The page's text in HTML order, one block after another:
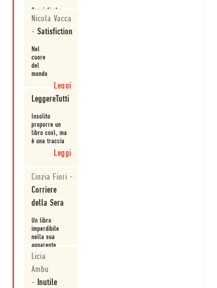
Consigli che
dimostrano
che il primo
amore per
la scuola.
Nicola Vacca
- Satisfiction
Nel
cuore
del
mondo
accademico
scrittore
ogni
canone,
smaschera
tutti i
rivolge
ai
giovani
che si
apprestano
entrare
nella
vita
adulta
invitandoli
essere
sempre
Leggi
LeggereTutti
Insolito
proporre un
libro così, ma
è una traccia
originale,
caratteristica
editrice.
Leggi
Cinzia Fiori -
Corriere
della Sera
Un libro
imperdibile
nella sua
apparente
leggerezza.
Licia
Ambu
- Inutile